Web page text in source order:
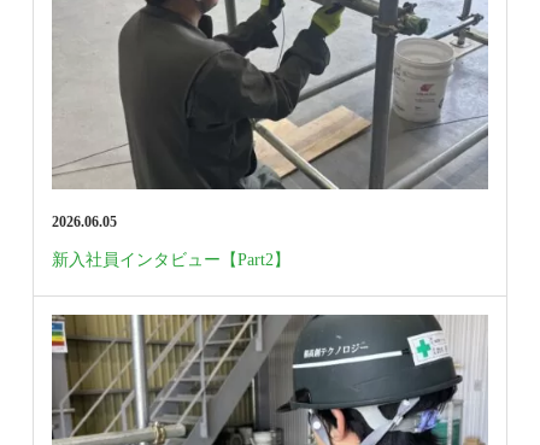
2026.06.05
新入社員インタビュー【Part2】